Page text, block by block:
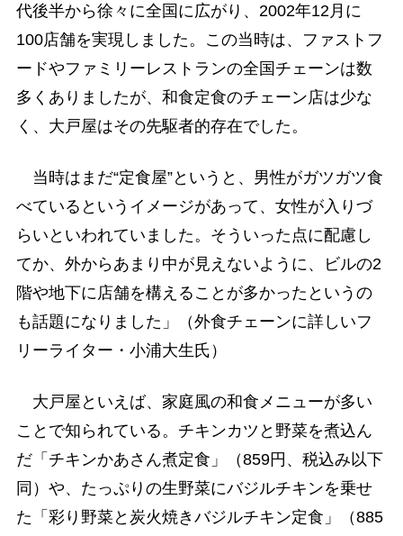
代後半から徐々に全国に広がり、2002年12月に
100店舗を実現しました。この当時は、ファストフ
ードやファミリーレストランの全国チェーンは数
多くありましたが、和食定食のチェーン店は少な
く、大戸屋はその先駆者的存在でした。
当時はまだ“定食屋”というと、男性がガツガツ食
べているというイメージがあって、女性が入りづ
らいといわれていました。そういった点に配慮し
てか、外からあまり中が見えないように、ビルの2
階や地下に店舗を構えることが多かったというの
も話題になりました」（外食チェーンに詳しいフ
リーライター・小浦大生氏）
大戸屋といえば、家庭風の和食メニューが多い
ことで知られている。チキンカツと野菜を煮込ん
だ「チキンかあさん煮定食」（859円、税込み以下
同）や、たっぷりの生野菜にバジルチキンを乗せ
た「彩り野菜と炭火焼きバジルチキン定食」（885